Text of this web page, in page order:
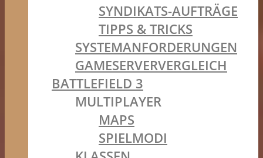
SYNDIKATS-AUFTRÄGE
TIPPS & TRICKS
SYSTEMANFORDERUNGEN
GAMESERVERVERGLEICH
BATTLEFIELD 3
MULTIPLAYER
MAPS
SPIELMODI